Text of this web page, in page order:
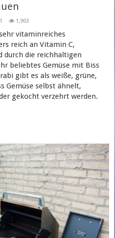
1 1,903
vitaminreiches
reich an Vitamin C,
durch die reichhaltigen
beliebtes Gemüse mit Biss
gibt es als weiße, grüne,
Gemüse selbst ähnelt,
gekocht verzehrt werden.